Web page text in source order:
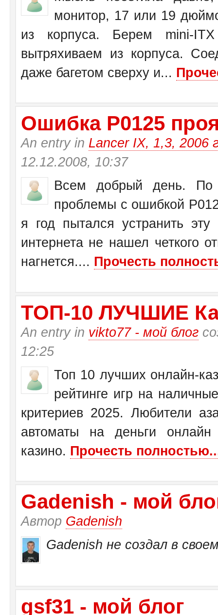
монитор, 17 или 19
из корпуса. Берем mini-
вытряхиваем из корпуса.
даже багетом сверху и...
Ошибка Р0125
An entry in Lancer IX, 1,3, 2006
12.12.2008, 10:37
Всем добрый день. По
проблемы с ошибкой
я год пытался устранить
интернета не нашел четкого
нагнется.... Прочесть
ТО­П-10 ЛУЧШИЕ
An entry in vikto77 - мой блог
12:25
Топ 10 лучших онлайн-
рейтинге игр на
критериев 2025. Любители
автоматы на деньги
казино. Прочесть
Gadenish - мой
Автор Gadenish
Gadenish не создал в
gsf31 - мой блог